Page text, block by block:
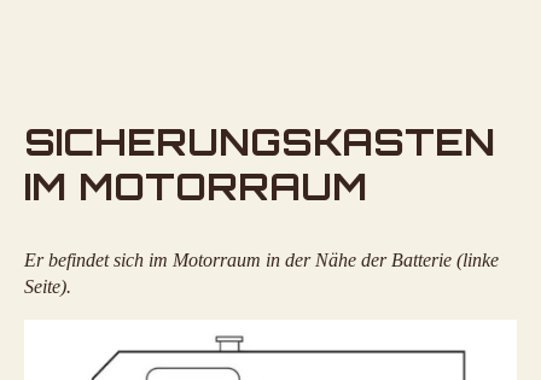
SICHERUNGSKASTEN
IM MOTORRAUM
Er befindet sich im Motorraum in der Nähe der Batterie (linke
Seite).